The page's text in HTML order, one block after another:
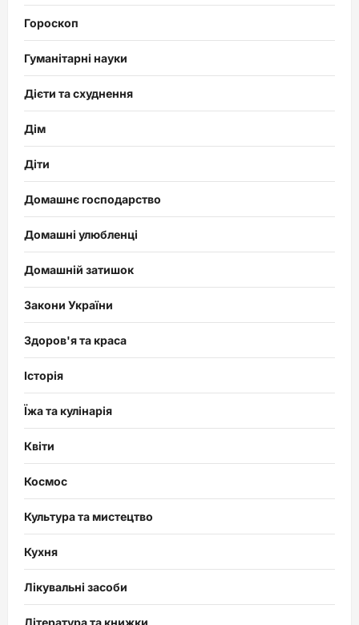
Гороскоп
Гуманітарні науки
Дієти та схуднення
Дім
Діти
Домашнє господарство
Домашні улюбленці
Домашній затишок
Закони України
Здоров'я та краса
Історія
Їжа та кулінарія
Квіти
Космос
Культура та мистецтво
Кухня
Лікувальні засоби